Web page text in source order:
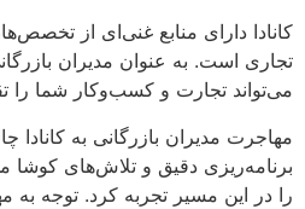
کانادا دارای منابع غنی‌ای از
تجاری است. به عنوان مدیران
می‌تواند تجارت و کسب‌وکار شما را
مهاجرت مدیران بازرگانی به کانادا
برنامه‌ریزی دقیق و تلاش‌های کوشا
را در این مسیر تجربه کرد. توجه به